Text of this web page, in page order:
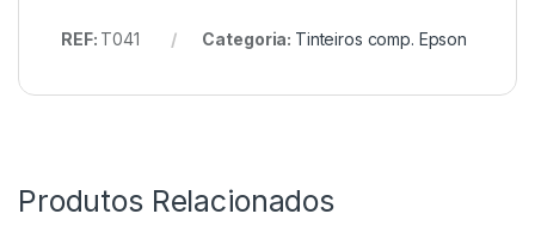
REF: T041 Categoria: Tinteiros comp. Epson
Produtos Relacionados